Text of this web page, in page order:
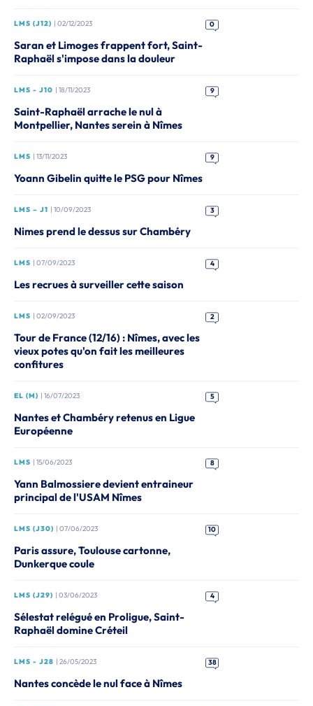
LMS (J12) | 02/12/2023 0
Saran et Limoges frappent fort, Saint-
Raphaël s'impose dans la douleur
LMS - J10 | 18/11/2023 9
Saint-Raphaël arrache le nul à
Montpellier, Nantes serein à Nîmes
LMS | 13/11/2023 9
Yoann Gibelin quitte le PSG pour Nîmes
LMS – J1 | 10/09/2023 3
Nimes prend le dessus sur Chambéry
LMS | 07/09/2023 4
Les recrues à surveiller cette saison
LMS | 02/09/2023 2
Tour de France (12/16) : Nîmes, avec les
vieux potes qu'on fait les meilleures
confitures
EL (M) | 16/07/2023 5
Nantes et Chambéry retenus en Ligue
Européenne
LMS | 15/06/2023 8
Yann Balmossiere devient entraineur
principal de l'USAM Nîmes
LMS (J30) | 07/06/2023 10
Paris assure, Toulouse cartonne,
Dunkerque coule
LMS (J29) | 03/06/2023 4
Sélestat relégué en Proligue, Saint-
Raphaël domine Créteil
LMS - J28 | 26/05/2023 38
Nantes concède le nul face à Nîmes